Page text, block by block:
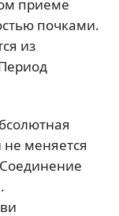
приеме
почками.
из
не меняется